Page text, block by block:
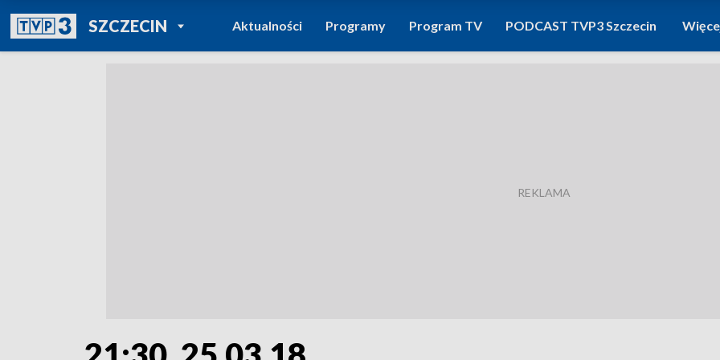
SZCZECINPOWRÓT DO
TVP REGIONY
Aktualności Programy Program TV PODCAST TVP3 Szczecin